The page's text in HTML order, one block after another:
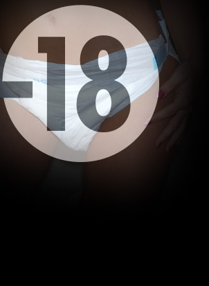
boutique Française pour
boutiques en
et ABDL. Au cours des
mentalité Little se sont
fétichisme et cette façon
Des sites de vidéos
vu le jour.
se sont
DIAPER MC-
une interview croisée